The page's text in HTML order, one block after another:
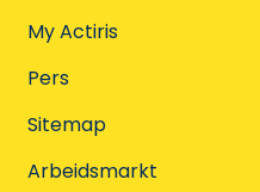
My Actiris
Pers
Sitemap
Arbeidsmarkt